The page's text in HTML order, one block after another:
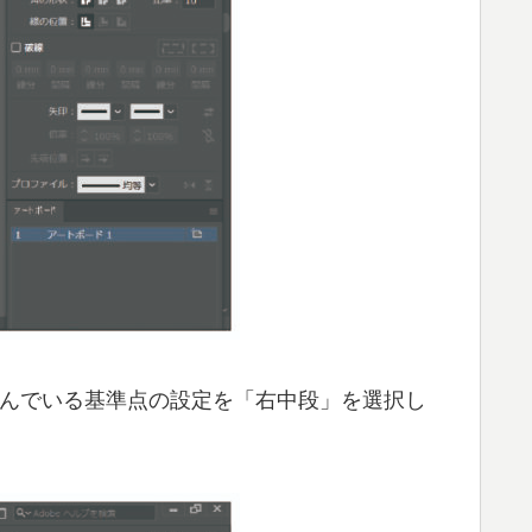
でいる基準点の設定を「右中段」を選択し